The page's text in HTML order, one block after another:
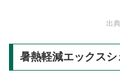
出
暑熱軽減エックス